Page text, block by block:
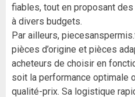
fiables, tout en proposant
à divers budgets.
Par ailleurs,
pièces d’origine et pièces
acheteurs de choisir en
soit la performance optimale
qualité-prix. Sa logistique